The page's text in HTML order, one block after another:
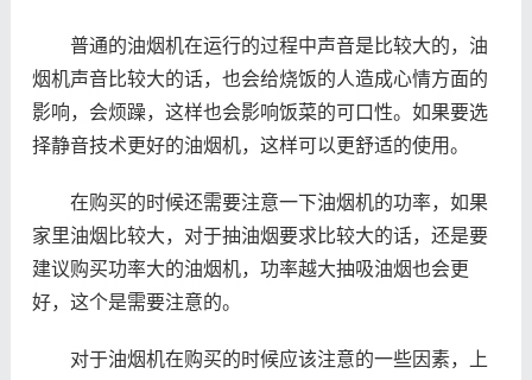
普通的油烟机在运行的过程中声音是比较大的，油
烟机声音比较大的话，也会给烧饭的人造成心情方面的
影响，会烦躁，这样也会影响饭菜的可口性。如果要选
择静音技术更好的油烟机，这样可以更舒适的使用。
在购买的时候还需要注意一下油烟机的功率，如果
家里油烟比较大，对于抽油烟要求比较大的话，还是要
建议购买功率大的油烟机，功率越大抽吸油烟也会更
好，这个是需要注意的。
对于油烟机在购买的时候应该注意的一些因素，上